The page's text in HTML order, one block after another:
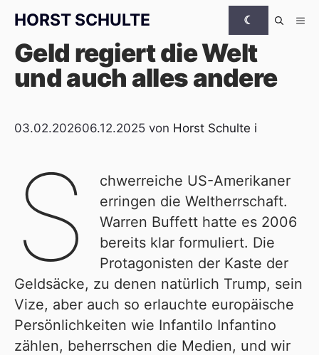
HORST SCHULTE ☾
Geld regiert die Welt
und auch alles andere
03.02.202606.12.2025 von Horst Schulte i
S
chwerreiche US-Amerikaner
erringen die Weltherrschaft.
Warren Buffett hatte es 2006
bereits klar formuliert. Die
Protagonisten der Kaste der
Geldsäcke, zu denen natürlich Trump, sein
Vize, aber auch so erlauchte europäische
Persönlichkeiten wie Infantilo Infantino
zählen, beherrschen die Medien, und wir